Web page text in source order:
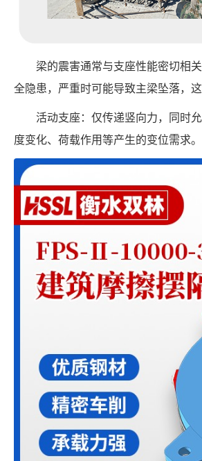
梁的震害通常与支座性能密切相
全隐患，严重时可能导致主梁坠落，
活动支座：仅传递竖向力，同时
度变化、荷载作用等产生的变位需求。